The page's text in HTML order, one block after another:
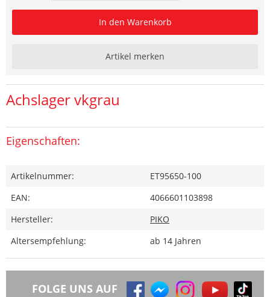
In den Warenkorb
Artikel merken
Achslager vkgrau
Eigenschaften:
Artikelnummer:
ET95650-100
EAN:
4066601103898
Hersteller:
PIKO
Altersempfehlung:
ab 14 Jahren
FOLGE UNS AUF